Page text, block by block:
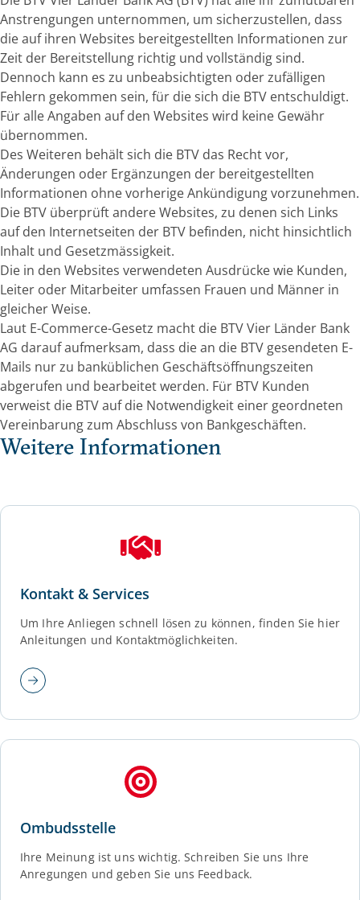
Anstrengungen unternommen, um sicherzustellen, dass
die auf ihren Websites bereitgestellten Informationen zur
Zeit der Bereitstellung richtig und vollständig sind.
Dennoch kann es zu unbeabsichtigten oder zufälligen
Fehlern gekommen sein, für die sich die BTV entschuldigt.
Für alle Angaben auf den Websites wird keine Gewähr
übernommen.
Des Weiteren behält sich die BTV das Recht vor,
Änderungen oder Ergänzungen der bereitgestellten
Informationen ohne vorherige Ankündigung vorzunehmen.
Die BTV überprüft andere Websites, zu denen sich Links
auf den Internetseiten der BTV befinden, nicht hinsichtlich
Inhalt und Gesetzmässigkeit.
Die in den Websites verwendeten Ausdrücke wie Kunden,
Leiter oder Mitarbeiter umfassen Frauen und Männer in
gleicher Weise.
Laut E-Commerce-Gesetz macht die BTV Vier Länder Bank
AG darauf aufmerksam, dass die an die BTV gesendeten E-
Mails nur zu banküblichen Geschäftsöffnungszeiten
abgerufen und bearbeitet werden. Für BTV Kunden
verweist die BTV auf die Notwendigkeit einer geordneten
Vereinbarung zum Abschluss von Bankgeschäften.
Weitere Informationen
Kontakt & Services
Um Ihre Anliegen schnell lösen zu können, finden Sie hier
Anleitungen und Kontaktmöglichkeiten.
Ombudsstelle
Ihre Meinung ist uns wichtig. Schreiben Sie uns Ihre
Anregungen und geben Sie uns Feedback.